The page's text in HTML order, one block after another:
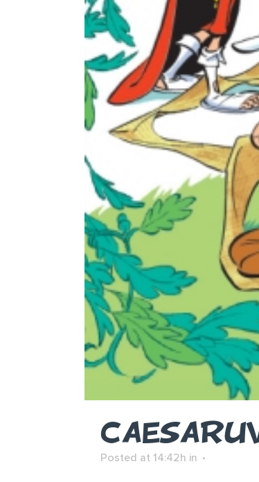
Posted at 14:42h in